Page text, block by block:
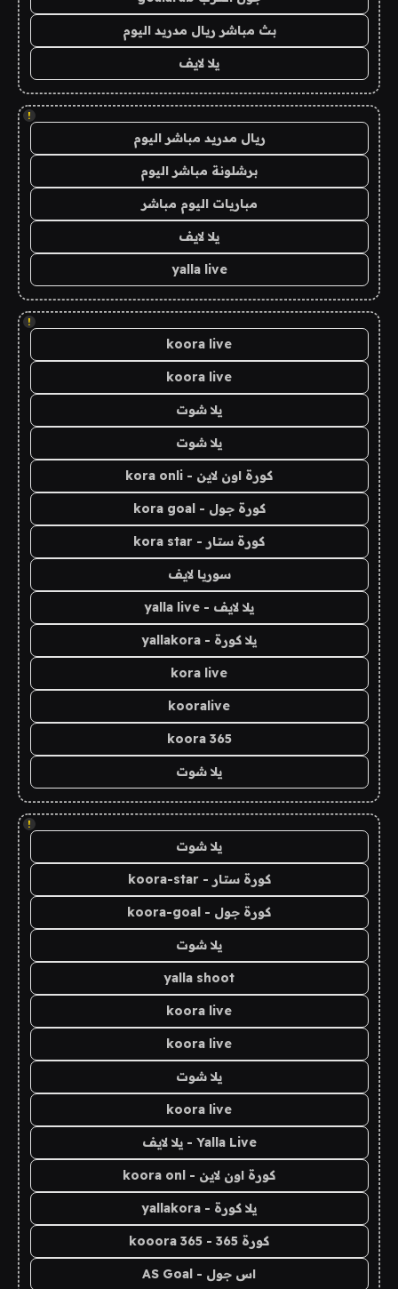
بث مباشر ريال مدريد اليوم
يلا لايف
!
ريال مدريد مباشر اليوم
برشلونة مباشر اليوم
مباريات اليوم مباشر
يلا لايف
yalla live
!
koora live
koora live
يلا شوت
يلا شوت
كورة اون لاين - kora onli
كورة جول - kora goal
كورة ستار - kora star
سوريا لايف
يلا لايف - yalla live
يلا كورة - yallakora
kora live
kooralive
koora 365
يلا شوت
!
يلا شوت
كورة ستار - koora-star
كورة جول - koora-goal
يلا شوت
yalla shoot
koora live
koora live
يلا شوت
koora live
Yalla Live - يلا لايف
كورة اون لاين - koora onl
يلا كورة - yallakora
كورة 365 - kooora 365
اس جول - AS Goal